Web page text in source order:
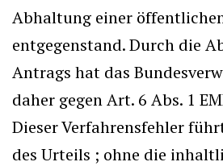
Abhaltung einer
entgegenstand. Durch die
Antrags hat das
daher gegen Art. 6 Abs. 1
Dieser Verfahrensfehler
des Urteils ; ohne die